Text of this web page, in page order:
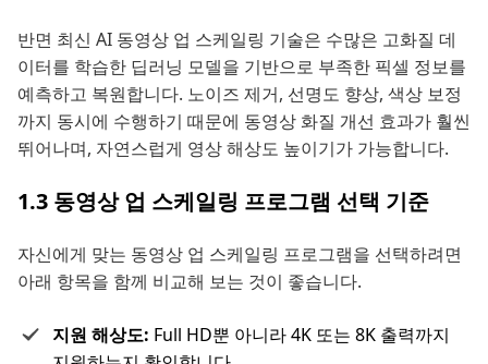
반면 최신 AI 동영상 업 스케일링 기술은 수많은 고화질 데
이터를 학습한 딥러닝 모델을 기반으로 부족한 픽셀 정보를
예측하고 복원합니다. 노이즈 제거, 선명도 향상, 색상 보정
까지 동시에 수행하기 때문에 동영상 화질 개선 효과가 훨씬
뛰어나며, 자연스럽게 영상 해상도 높이기가 가능합니다.
1.3 동영상 업 스케일링 프로그램 선택 기준
자신에게 맞는 동영상 업 스케일링 프로그램을 선택하려면
아래 항목을 함께 비교해 보는 것이 좋습니다.
지원 해상도: Full HD뿐 아니라 4K 또는 8K 출력까지